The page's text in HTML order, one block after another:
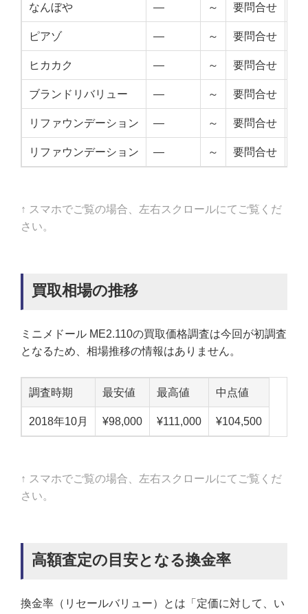
なんぼや — ～ 要問合せ
ピアゾ — ～ 要問合せ
ヒカカク — ～ 要問合せ
ブランドリバリュー — ～ 要問合せ
リファウンデーション — ～ 要問合せ
リファウンデーション — ～ 要問合せ
↑ スマホでご覧の場合、左右スクロールにてご覧くだ
さい。
買取相場の推移
ミニメドール ME2.110の買取価格調査は今回が初調査
となるため、相場推移の情報はありません。
調査時期 最安値 最高値 中点値
2018年10月 ¥98,000 ¥111,000 ¥104,500
↑ スマホでご覧の場合、左右スクロールにてご覧くだ
さい。
高額査定の目安となる換金率
換金率（リセールバリュー）とは「定価に対して、い